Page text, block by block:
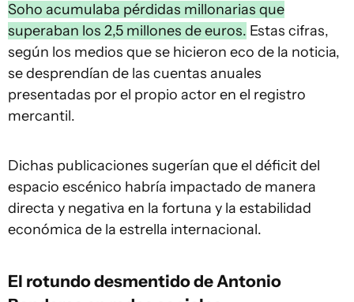
Soho acumulaba pérdidas millonarias que
superaban los 2,5 millones de euros. Estas cifras,
según los medios que se hicieron eco de la noticia,
se desprendían de las cuentas anuales
presentadas por el propio actor en el registro
mercantil.
Dichas publicaciones sugerían que el déficit del
espacio escénico habría impactado de manera
directa y negativa en la fortuna y la estabilidad
económica de la estrella internacional.
El rotundo desmentido de Antonio